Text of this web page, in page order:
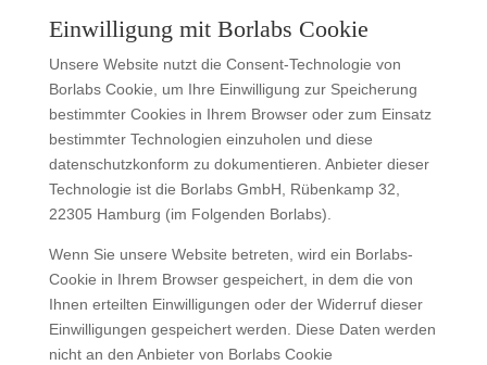
Einwilligung mit Borlabs Cookie
Unsere Website nutzt die Consent-Technologie von
Borlabs Cookie, um Ihre Einwilligung zur Speicherung
bestimmter Cookies in Ihrem Browser oder zum Einsatz
bestimmter Technologien einzuholen und diese
datenschutzkonform zu dokumentieren. Anbieter dieser
Technologie ist die Borlabs GmbH, Rübenkamp 32,
22305 Hamburg (im Folgenden Borlabs).
Wenn Sie unsere Website betreten, wird ein Borlabs-
Cookie in Ihrem Browser gespeichert, in dem die von
Ihnen erteilten Einwilligungen oder der Widerruf dieser
Einwilligungen gespeichert werden. Diese Daten werden
nicht an den Anbieter von Borlabs Cookie